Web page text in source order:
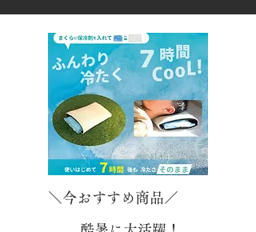
＼今おすすめ商品／